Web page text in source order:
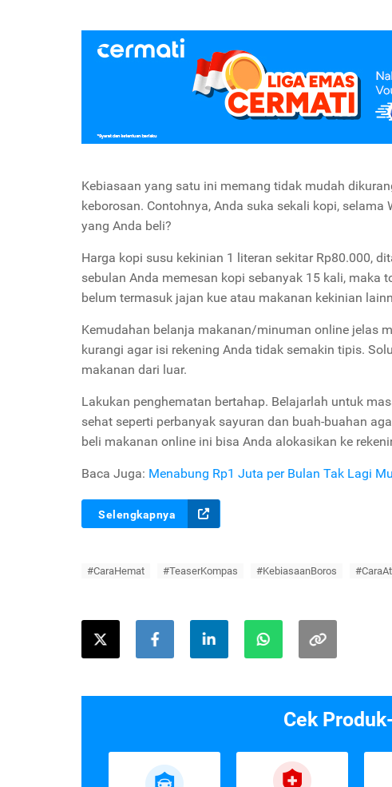
Kebiasaan yang satu ini memang tidak mudah
keborosan. Contohnya, Anda suka sekali kopi, selama
yang Anda beli?
Harga kopi susu kekinian 1 literan sekitar Rp80.000,
sebulan Anda memesan kopi sebanyak 15 kali, maka
belum termasuk jajan kue atau makanan kekinian
Kemudahan belanja makanan/minuman online jelas
kurangi agar isi rekening Anda tidak semakin tipis.
makanan dari luar.
Lakukan penghematan bertahap. Belajarlah untuk
sehat seperti perbanyak sayuran dan buah-buahan
beli makanan online ini bisa Anda alokasikan ke
Baca Juga: Menabung Rp1 Juta per Bulan Tak Lagi
Selengkapnya
#CaraHemat #TeaserKompas #KebiasaanBoros
Cek